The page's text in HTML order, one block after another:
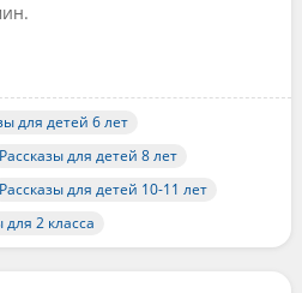
для детей 6 лет
Рассказы для детей 8 лет
Рассказы для детей 10-11 лет
для 2 класса